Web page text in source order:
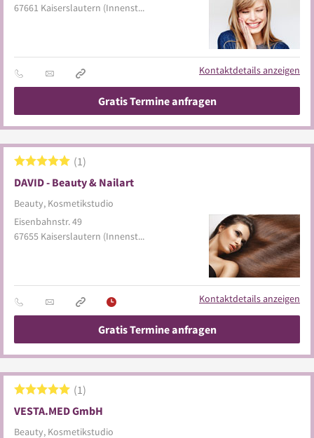
67661 Kaiserslautern (Innenstadt)
Kontaktdetails anzeigen
Gratis Termine anfragen
DAVID - Beauty & Nailart
Beauty, Kosmetikstudio
1
Eisenbahnstr. 49
67655 Kaiserslautern (Innenstadt)
Kontaktdetails anzeigen
Gratis Termine anfragen
VESTA.MED GmbH
Beauty, Kosmetikstudio
1